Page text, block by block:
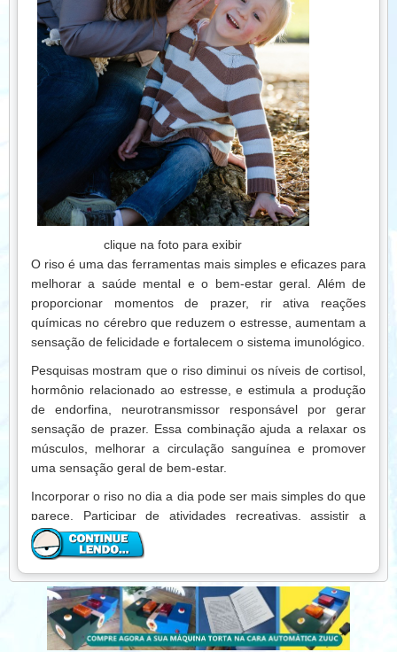
serenidade. Investir em amizades é, portanto, investir no
próprio bem-estar.
clique na foto para exibir
O riso é uma das ferramentas mais simples e eficazes para
melhorar a saúde mental e o bem-estar geral. Além de
proporcionar momentos de prazer, rir ativa reações
químicas no cérebro que reduzem o estresse, aumentam a
sensação de felicidade e fortalecem o sistema imunológico.
Pesquisas mostram que o riso diminui os níveis de cortisol,
hormônio relacionado ao estresse, e estimula a produção
de endorfina, neurotransmissor responsável por gerar
sensação de prazer. Essa combinação ajuda a relaxar os
músculos, melhorar a circulação sanguínea e promover
uma sensação geral de bem-estar.
Incorporar o riso no dia a dia pode ser mais simples do que
parece. Participar de atividades recreativas, assistir a
filmes ou vídeos engraçados, praticar brincadeiras em
grupo ou compartilhar momentos divertidos com amigos e
familiares são maneiras práticas de estimular o bom
humor.
O riso também fortalece vínculos sociais. Momentos de
alegria compartilhados criam memórias positivas,